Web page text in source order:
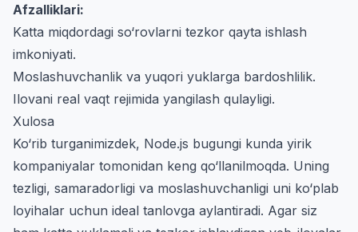
Afzalliklari:
Katta miqdordagi so‘rovlarni tezkor qayta ishlash
imkoniyati.
Moslashuvchanlik va yuqori yuklarga bardoshlilik.
Ilovani real vaqt rejimida yangilash qulayligi.
Xulosa
Ko‘rib turganimizdek, Node.js bugungi kunda yirik
kompaniyalar tomonidan keng qo‘llanilmoqda. Uning
tezligi, samaradorligi va moslashuvchanligi uni ko‘plab
loyihalar uchun ideal tanlovga aylantiradi. Agar siz